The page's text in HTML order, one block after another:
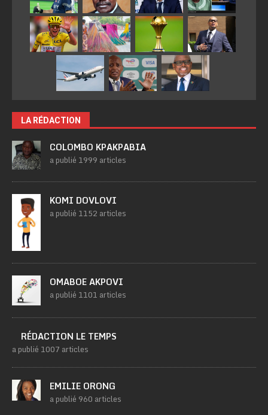
LA RÉDACTION
COLOMBO KPAKPABIA
a publié 1999 articles
KOMI DOVLOVI
a publié 1152 articles
OMABOE AKPOVI
a publié 1101 articles
RÉDACTION LE TEMPS
a publié 1007 articles
EMILIE ORONG
a publié 960 articles